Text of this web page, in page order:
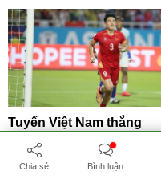
Tuyển Việt Nam thắng
Campuchia: Đạt mục tiêu
và sửa lỗi cho...
Chia sẻ Bình luận